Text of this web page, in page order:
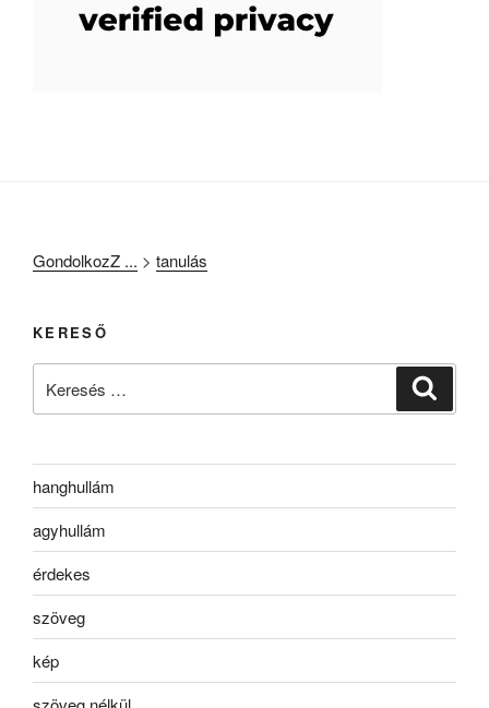
GondolkozZ ... > tanulás
KERESŐ
hanghullám
agyhullám
érdekes
szöveg
kép